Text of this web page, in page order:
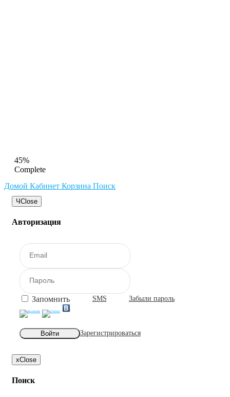
45%
Complete
Домой Кабинет Корзина Поиск
ЧClose
Авторизация
Запомнить SMS Забыли пароль
Войти Зарегистрироваться
xClose
Поиск